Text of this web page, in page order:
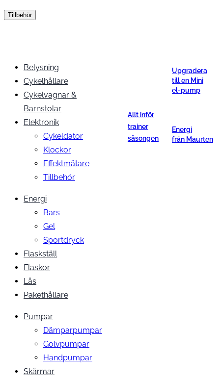
Tillbehör
Belysning
Cykelhållare
Cykelvagnar &
Barnstolar
Elektronik
Cykeldator
Klockor
Effektmätare
Tillbehör
Energi
Bars
Gel
Sportdryck
Flaskställ
Flaskor
Lås
Pakethållare
Pumpar
Dämparpumpar
Golvpumpar
Handpumpar
Skärmar
Allt inför
trainer
säsongen
Upgradera
till en Mini
el-pump
Energi
från Maurten